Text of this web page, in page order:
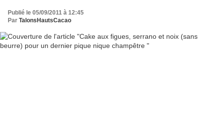
Publié le 05/09/2011 à 12:45
Par TalonsHautsCacao